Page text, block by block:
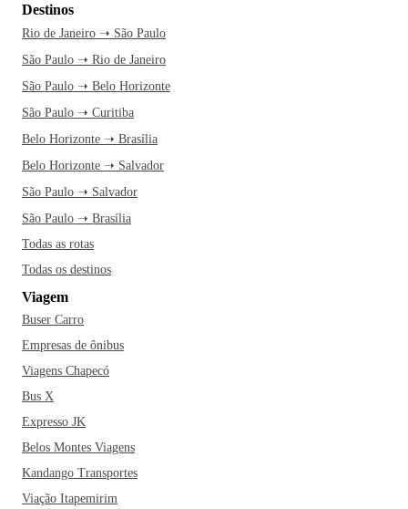
Destinos
Rio de Janeiro ➝ São Paulo
São Paulo ➝ Rio de Janeiro
São Paulo ➝ Belo Horizonte
São Paulo ➝ Curitiba
Belo Horizonte ➝ Brasília
Belo Horizonte ➝ Salvador
São Paulo ➝ Salvador
São Paulo ➝ Brasília
Todas as rotas
Todas os destinos
Viagem
Buser Carro
Empresas de ônibus
Viagens Chapecó
Bus X
Expresso JK
Belos Montes Viagens
Kandango Transportes
Viação Itapemirim